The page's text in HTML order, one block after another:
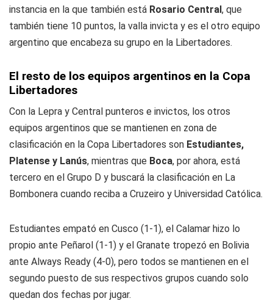
instancia en la que también está Rosario Central, que
también tiene 10 puntos, la valla invicta y es el otro equipo
argentino que encabeza su grupo en la Libertadores.
El resto de los equipos argentinos en la Copa
Libertadores
Con la Lepra y Central punteros e invictos, los otros
equipos argentinos que se mantienen en zona de
clasificación en la Copa Libertadores son Estudiantes,
Platense y Lanús, mientras que Boca, por ahora, está
tercero en el Grupo D y buscará la clasificación en La
Bombonera cuando reciba a Cruzeiro y Universidad Católica.
Estudiantes empató en Cusco (1-1), el Calamar hizo lo
propio ante Peñarol (1-1) y el Granate tropezó en Bolivia
ante Always Ready (4-0), pero todos se mantienen en el
segundo puesto de sus respectivos grupos cuando solo
quedan dos fechas por jugar.